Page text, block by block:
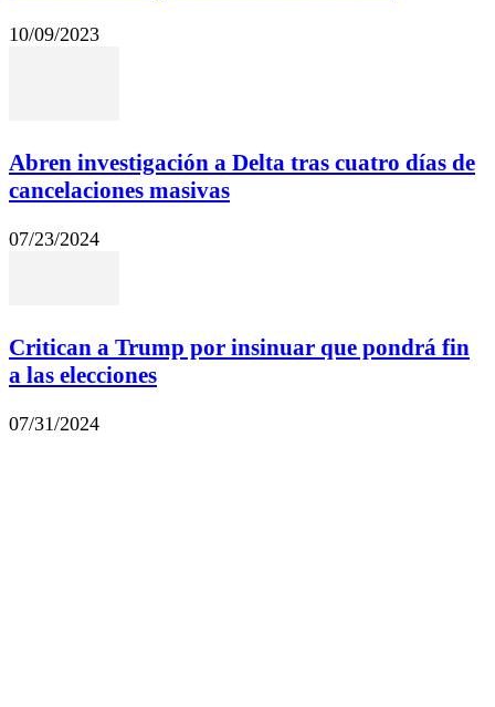
10/09/2023
Abren investigación a Delta tras cuatro días de
cancelaciones masivas
07/23/2024
Critican a Trump por insinuar que pondrá fin
a las elecciones
07/31/2024